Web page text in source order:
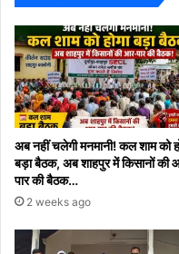
को
किया
जा
रहा
दर-
दर
की
ठोकर
खाने
पर
मजबूर
अब नहीं चलेगी मनमानी! कल शाम को
बड़ा बैठक, अब शाहपुर में किसानों की
पार की बैठक…
2 weeks ago